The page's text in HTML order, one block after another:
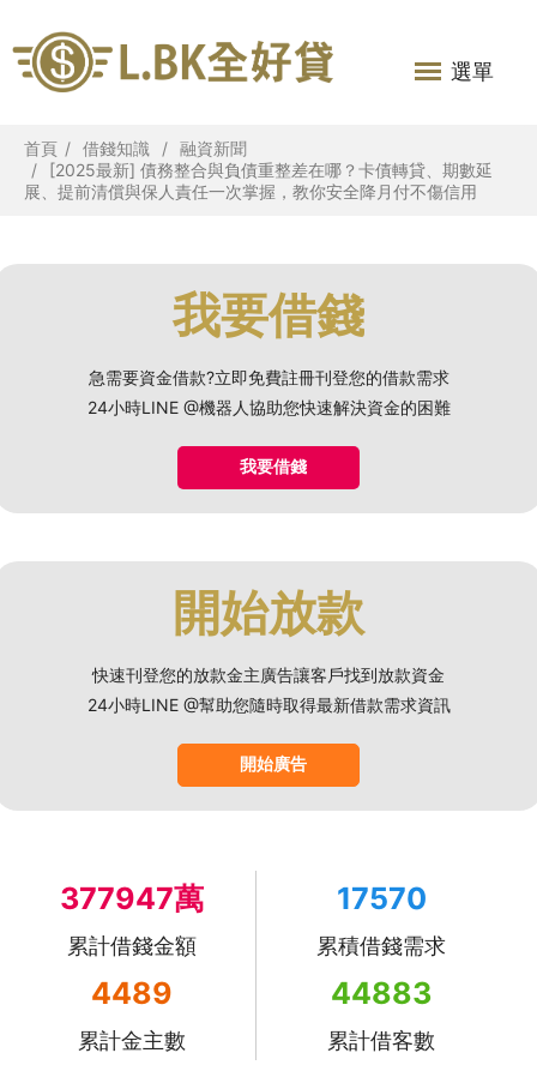
選單
首頁 借錢知識
融資新聞
[2025最新] 債務整合與負債重整差在哪？卡債轉貸、期數延
展、提前清償與保人責任一次掌握，教你安全降月付不傷信用
我要借錢
急需要資金借款?立即免費註冊刊登您的借款需求
24小時LINE @機器人協助您快速解決資金的困難
我要借錢
開始放款
快速刊登您的放款金主廣告讓客戶找到放款資金
24小時LINE @幫助您隨時取得最新借款需求資訊
開始廣告
377947萬
累計借錢金額
17570
累積借錢需求
4489
累計金主數
44883
累計借客數